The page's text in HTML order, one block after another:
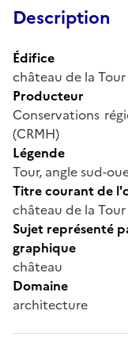
Description
Édifice
château de la Tour
Producteur
Conservations
(CRMH)
Légende
Tour, angle sud-
Titre courant de
château de la Tour
Sujet représenté
graphique
château
Domaine
architecture